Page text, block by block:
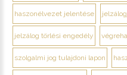
haszonélvezet jelentése
jelzálog törlési engedély
szolgalmi jog tulajdoni lapon